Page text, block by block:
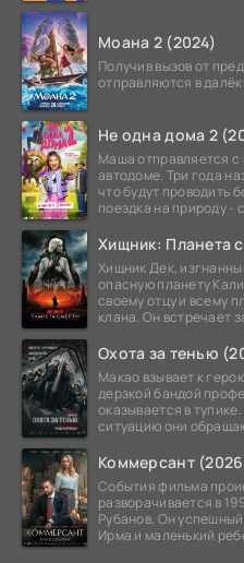
Моана 2 (2024)
Получив вызов от
отправляются в
Не одна дома 2
Маша отправляется с
автодоме. Три года
что будут проводить
поездка на природу -
Хищник: Планета
Хищник Дек,
опасную планету
своему отцу и всему
клана. Он встречает
Охота за тенью
Макао взывает к
дерзкой бандой
оказывается в
ситуацию они
Коммерсант
События фильма
разворачивается в
Рубанов. Он
Ирма и маленький